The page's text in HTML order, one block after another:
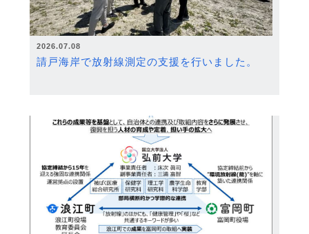
2026.07.08
請戸海岸で放射線測定の支援を行いました。